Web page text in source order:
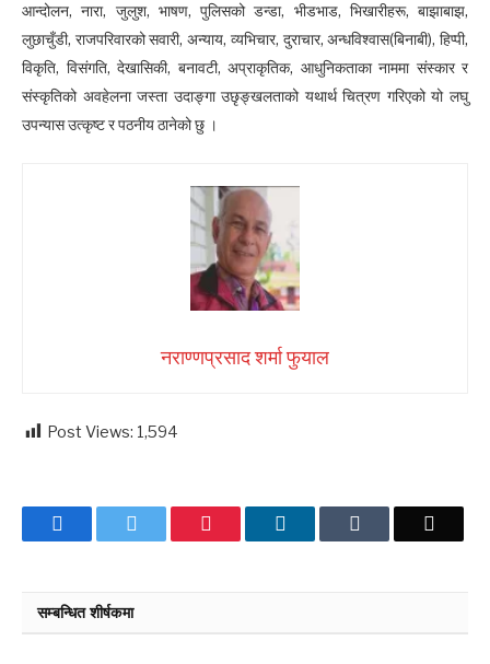
आन्दोलन, नारा, जुलुश, भाषण, पुलिसको डन्डा, भीडभाड, भिखारीहरू, बाझाबाझ,
लुछाचुँडी, राजपरिवारको सवारी, अन्याय, व्यभिचार, दुराचार, अन्धविश्वास(बिनाबी), हिप्पी,
विकृति, विसंगति, देखासिकी, बनावटी, अप्राकृतिक, आधुनिकताका नाममा संस्कार र
संस्कृतिको अवहेलना जस्ता उदाङ्गा उछृङ्खलताको यथार्थ चित्रण गरिएको यो लघु
उपन्यास उत्कृष्ट र पठनीय ठानेको छु ।
नराण्णप्रसाद शर्मा फुयाल
Post Views: 1,594
Facebook Pinterest LinkedIn
सम्बन्धित शीर्षकमा